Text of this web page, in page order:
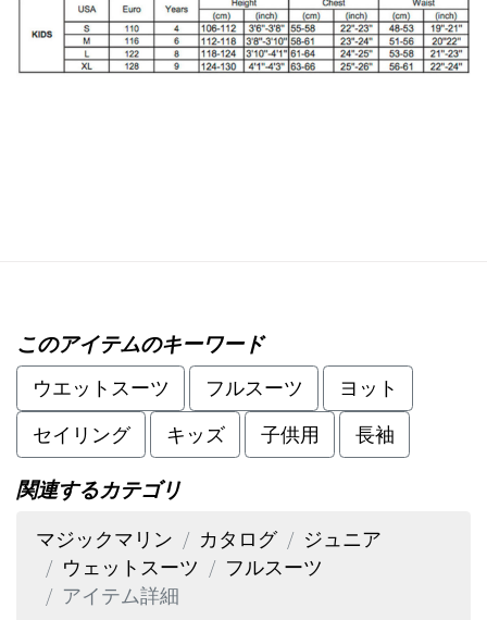
このアイテムのキーワード
ウエットスーツ
フルスーツ
ヨット
セイリング
キッズ 子供用 長袖
関連するカテゴリ
マジックマリン
カタログ
ジュニア
ウェットスーツ
フルスーツ
アイテム詳細